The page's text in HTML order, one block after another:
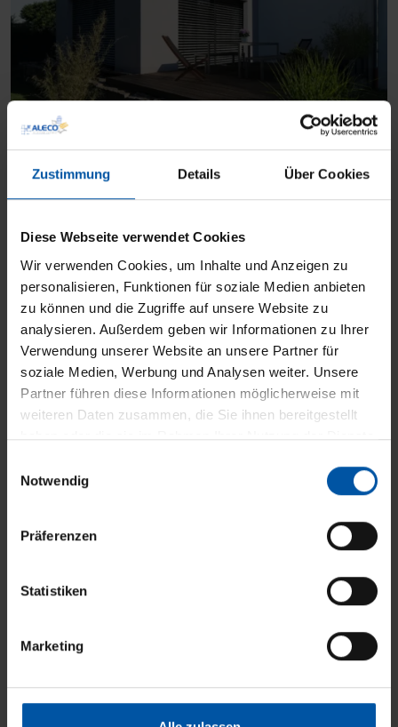
Zustimmung Details Über Cookies
Diese Webseite verwendet Cookies
Wir verwenden Cookies, um Inhalte und Anzeigen zu
personalisieren, Funktionen für soziale Medien anbieten
zu können und die Zugriffe auf unsere Website zu
analysieren. Außerdem geben wir Informationen zu Ihrer
Verwendung unserer Website an unsere Partner für
soziale Medien, Werbung und Analysen weiter. Unsere
Partner führen diese Informationen möglicherweise mit
weiteren Daten zusammen, die Sie ihnen bereitgestellt
haben oder die sie im Rahmen Ihrer Nutzung der Dienste
Notwendig
Präferenzen
Statistiken
Marketing
Rollladen